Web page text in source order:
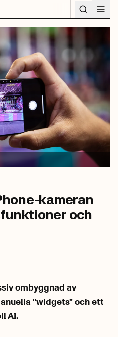
kameran
och
ombyggnad av
"widgets" och ett
AI.